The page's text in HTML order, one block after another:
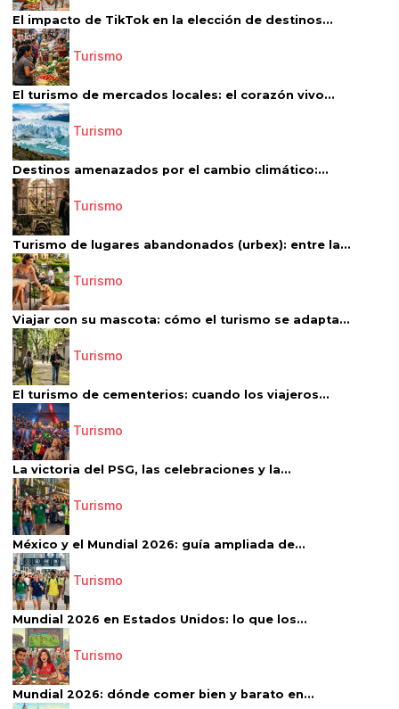
El impacto de TikTok en la elección de destinos...
Turismo
El turismo de mercados locales: el corazón vivo...
Turismo
Destinos amenazados por el cambio climático:...
Turismo
Turismo de lugares abandonados (urbex): entre la...
Turismo
Viajar con su mascota: cómo el turismo se adapta...
Turismo
El turismo de cementerios: cuando los viajeros...
Turismo
La victoria del PSG, las celebraciones y la...
Turismo
México y el Mundial 2026: guía ampliada de...
Turismo
Mundial 2026 en Estados Unidos: lo que los...
Turismo
Mundial 2026: dónde comer bien y barato en...